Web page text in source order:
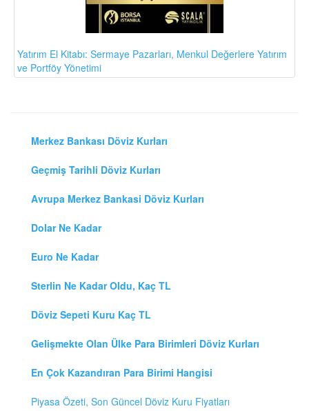
Yatırım El Kitabı: Sermaye Pazarları, Menkul Değerlere Yatırım
ve Portföy Yönetimi
Merkez Bankası Döviz Kurları
Geçmiş Tarihli Döviz Kurları
Avrupa Merkez Bankasi Döviz Kurları
Dolar Ne Kadar
Euro Ne Kadar
Sterlin Ne Kadar Oldu, Kaç TL
Döviz Sepeti Kuru Kaç TL
Gelişmekte Olan Ülke Para Birimleri Döviz Kurları
En Çok Kazandıran Para Birimi Hangisi
Piyasa Özeti, Son Güncel Döviz Kuru Fiyatları